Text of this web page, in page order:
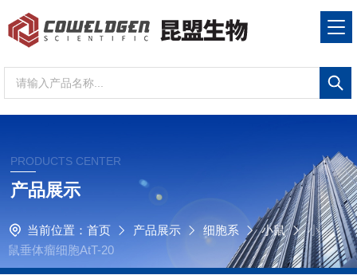
PRODUCTS CENTER
产品展示
当前位置： 首页 产品展示 细胞系 小鼠
小
鼠垂体瘤细胞AtT-20